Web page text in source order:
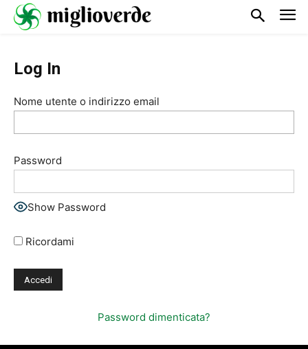
Log In
Nome utente o indirizzo email
Password
Show Password
Ricordami
Password dimenticata?